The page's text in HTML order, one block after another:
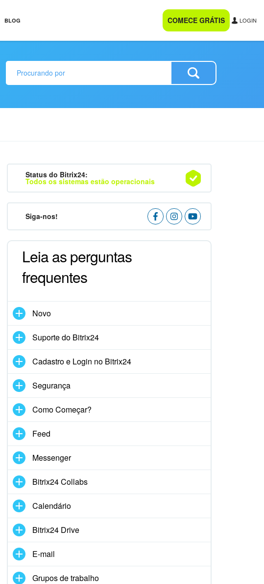
BLOG COMECE GRÁTIS LOGIN
Status do Bitrix24:
Todos os sistemas estão operacionais
Siga-nos!
Leia as perguntas
frequentes
Novo
Suporte do Bitrix24
Cadastro e Login no Bitrix24
Segurança
Como Começar?
Feed
Messenger
Bitrix24 Collabs
Calendário
Bitrix24 Drive
E-mail
Grupos de trabalho